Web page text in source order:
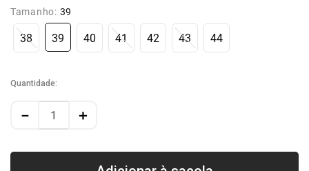
Tamanho: 39
38 39 40 41 42 43 44
Quantidade
＋
－